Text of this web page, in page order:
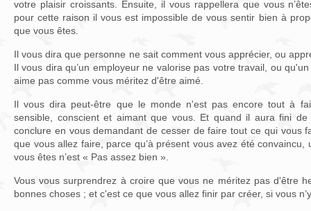
votre plaisir croissants. Ensuite, il vous rappellera que vous
pour cette raison il vous est impossible de vous sentir bien à
que vous êtes.
Il vous dira que personne ne sait comment vous apprécier, ou
Il vous dira qu’un employeur ne valorise pas votre travail, ou
aime pas comme vous méritez d'être aimé.
Il vous dira peut-être que le monde n'est pas encore tout à
sensible, conscient et aimant que vous. Et quand il aura fini
conclure en vous demandant de cesser de faire tout ce qui vous
que vous allez faire, parce qu’à présent vous avez été
vous êtes n’est « Pas assez bien ».
Vous vous surprendrez à croire que vous ne méritez pas d'être
bonnes choses ; et c'est ce que vous allez finir par créer, si vous